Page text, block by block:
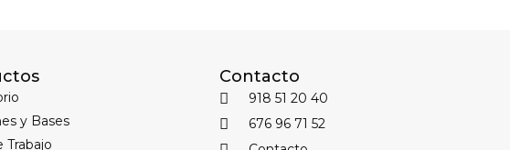
y Bases
Trabajo
Contacto
918 51 20 40
676 96 71 52